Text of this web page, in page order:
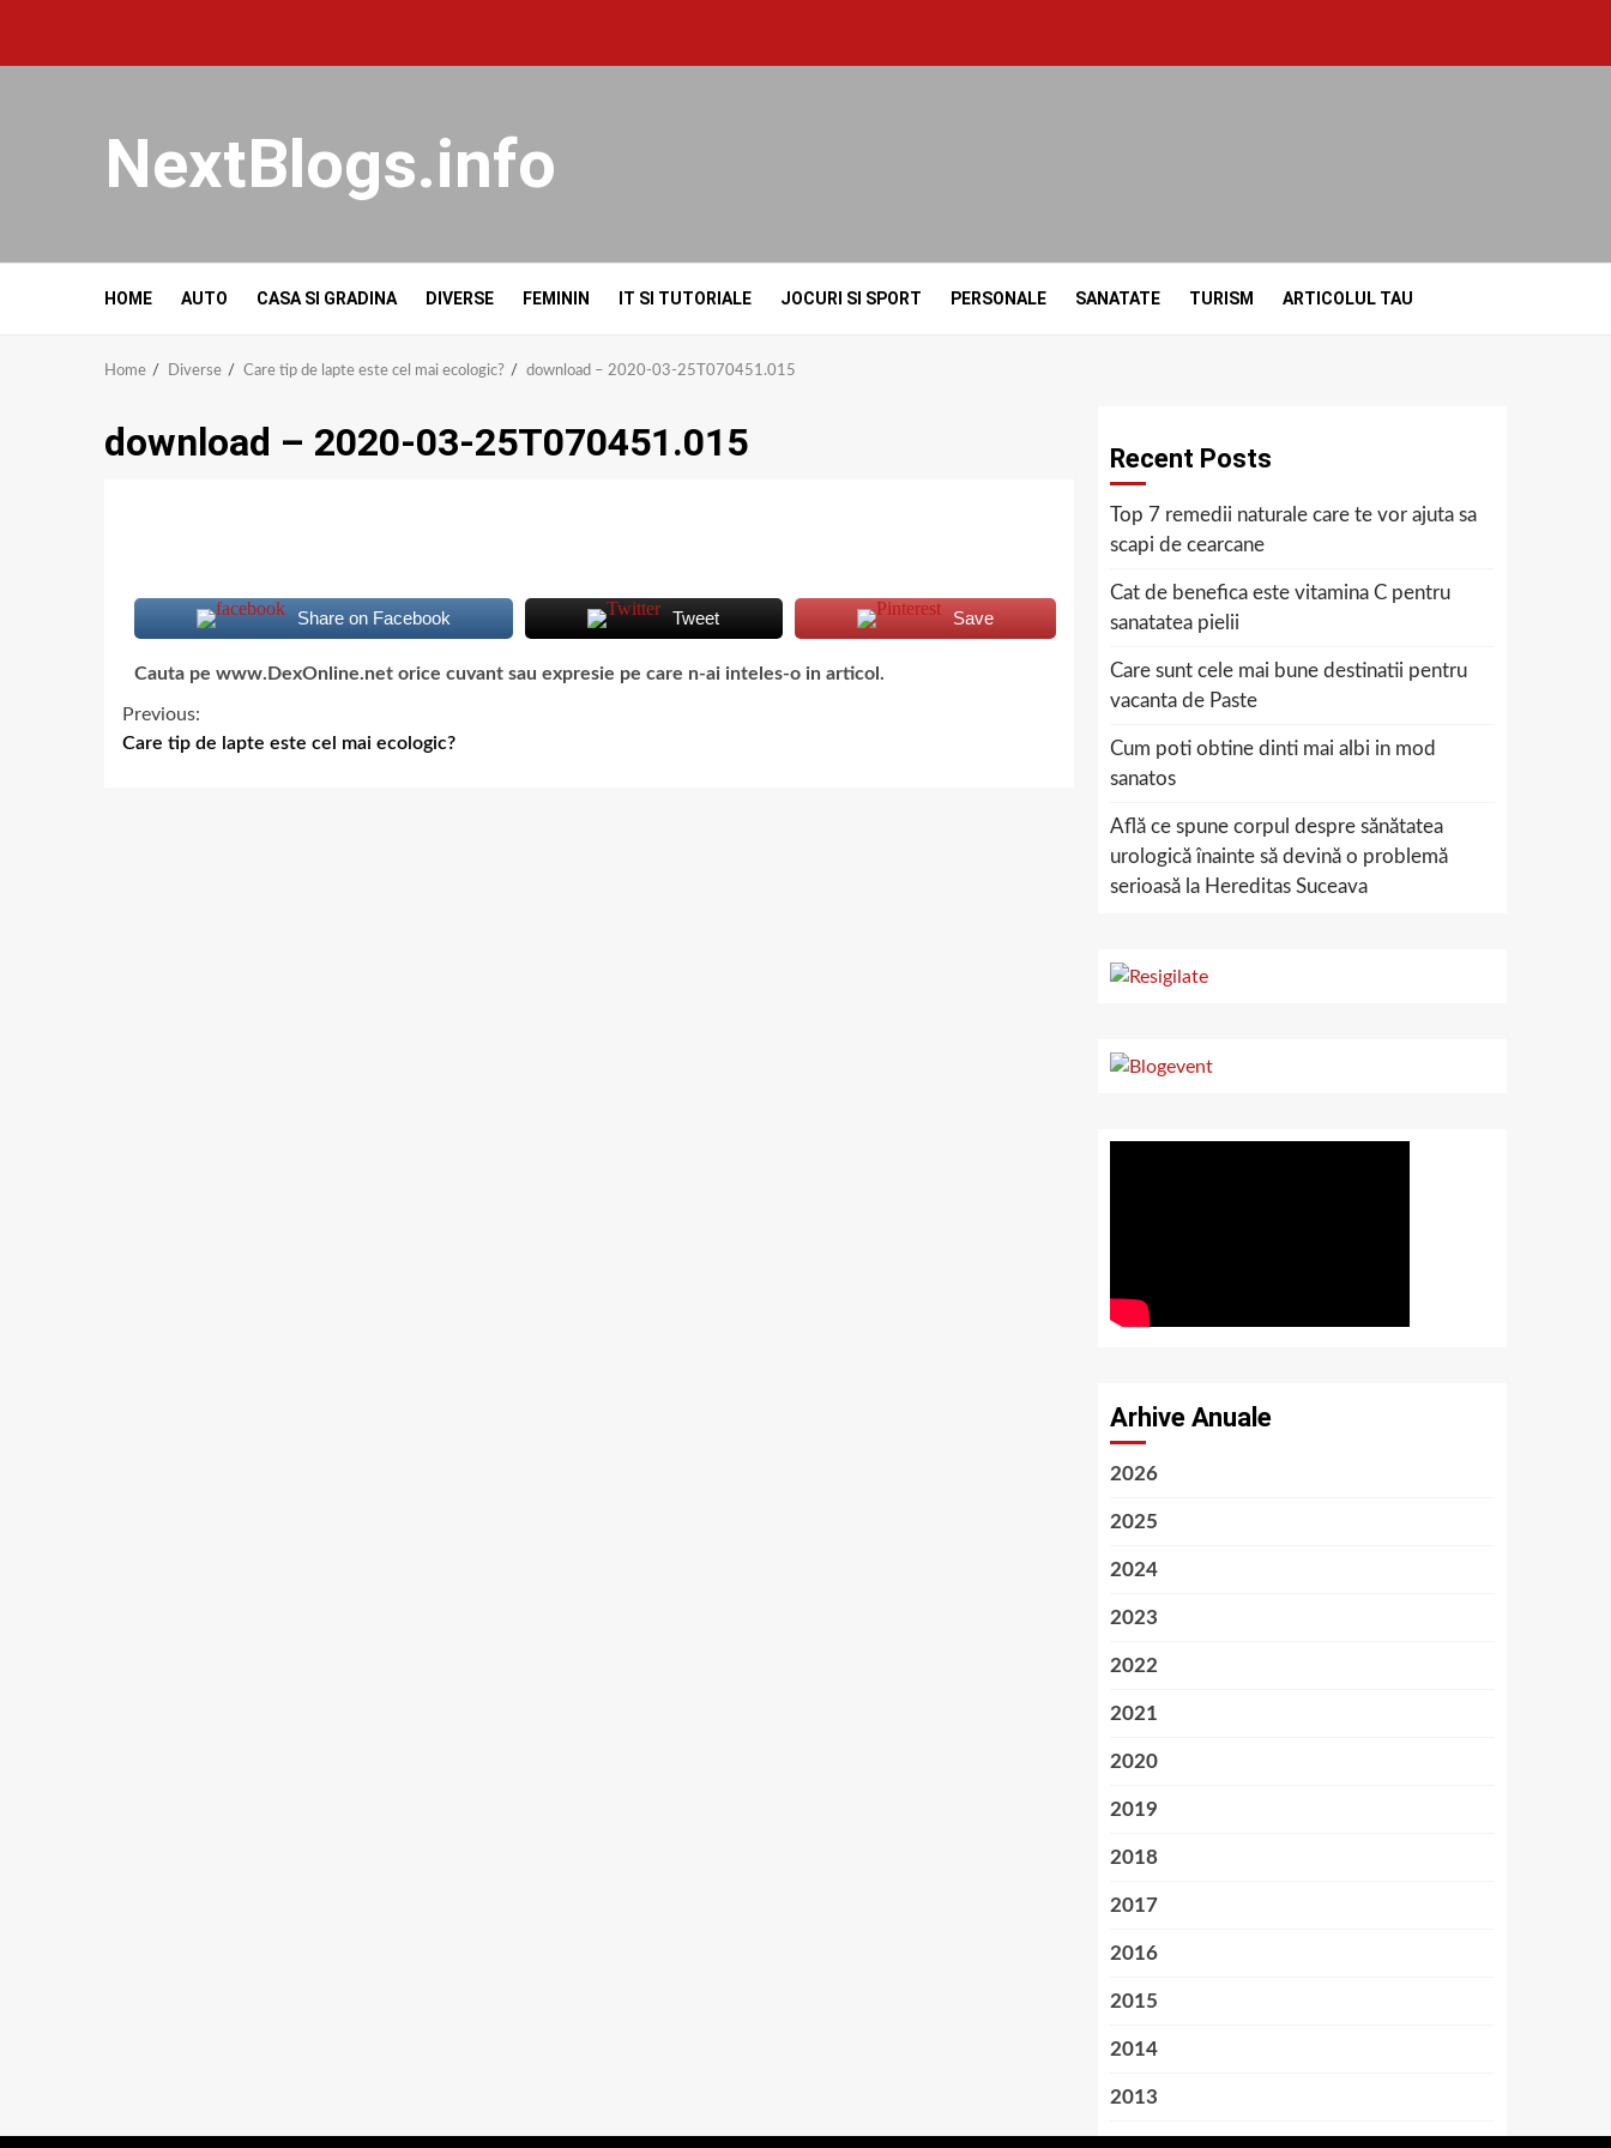
NextBlogs.info
HOME AUTO CASA SI GRADINA DIVERSE FEMININ IT SI TUTORIALE JOCURI SI SPORT PERSONALE SANATATE TURISM ARTICOLUL TAU
Home Diverse Care tip de lapte este cel mai ecologic? download – 2020-03-25T070451.015
download – 2020-03-25T070451.015
Share on Facebook Tweet Save
Cauta pe www.DexOnline.net orice cuvant sau expresie pe care n-ai inteles-o in articol.
Previous:
Care tip de lapte este cel mai ecologic?
Recent Posts
Top 7 remedii naturale care te vor ajuta sa
scapi de cearcane
Cat de benefica este vitamina C pentru
sanatatea pielii
Care sunt cele mai bune destinatii pentru
vacanta de Paste
Cum poti obtine dinti mai albi in mod
sanatos
Află ce spune corpul despre sănătatea
urologică înainte să devină o problemă
serioasă la Hereditas Suceava
Arhive Anuale
2026
2025
2024
2023
2022
2021
2020
2019
2018
2017
2016
2015
2014
2013